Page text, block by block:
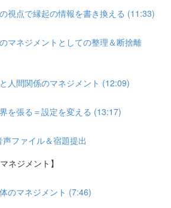
視点で縁起の情報を書き換える (11:33)
マネジメントとしての整理＆断捨離
人間関係のマネジメント (12:09)
を張る＝設定を変える (13:17)
ファイル＆宿題提出
ネジメント】
のマネジメント (7:46)